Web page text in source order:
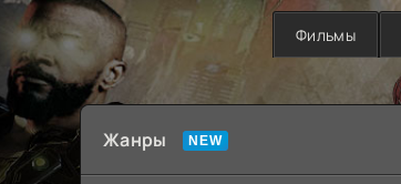
Фильмы
Жанры